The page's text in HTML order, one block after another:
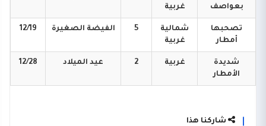
بعواصف
غربية
تصحبها
أمطار
شمالية
غربية
5 الفيضة الصغيرة 12/19
شديدة
الأمطار
غربية 2 عيد الميلاد 12/28
شاركنا هذا